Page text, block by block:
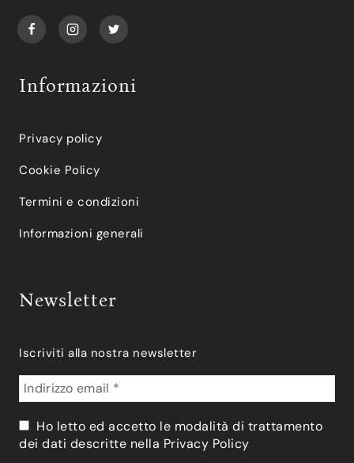
Informazioni
Privacy policy
Cookie Policy
Termini e condizioni
Informazioni generali
Newsletter
Iscriviti alla nostra newsletter
Ho letto ed accetto le modalità di trattamento
dei dati descritte nella Privacy Policy